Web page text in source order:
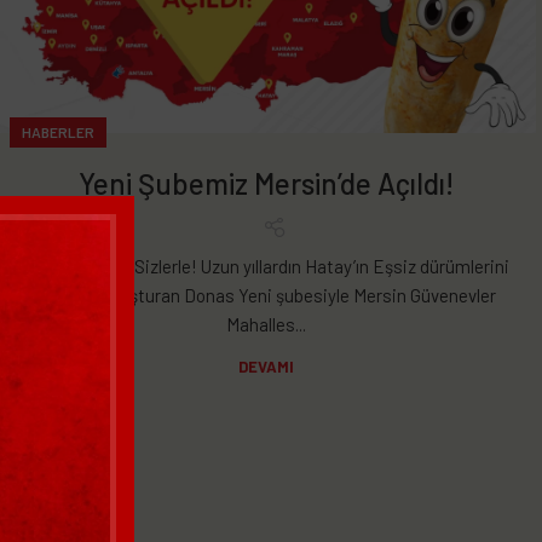
HABERLER
Yeni Şubemiz Mersin’de Açıldı!
Yeni Şubemiz Sizlerle! Uzun yıllardın Hatay’ın Eşsiz dürümlerini
sizlerle buluşturan Donas Yeni şubesiyle Mersin Güvenevler
Mahalles...
DEVAMI